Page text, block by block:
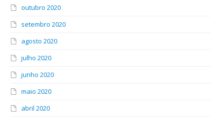
outubro 2020
setembro 2020
agosto 2020
julho 2020
junho 2020
maio 2020
abril 2020